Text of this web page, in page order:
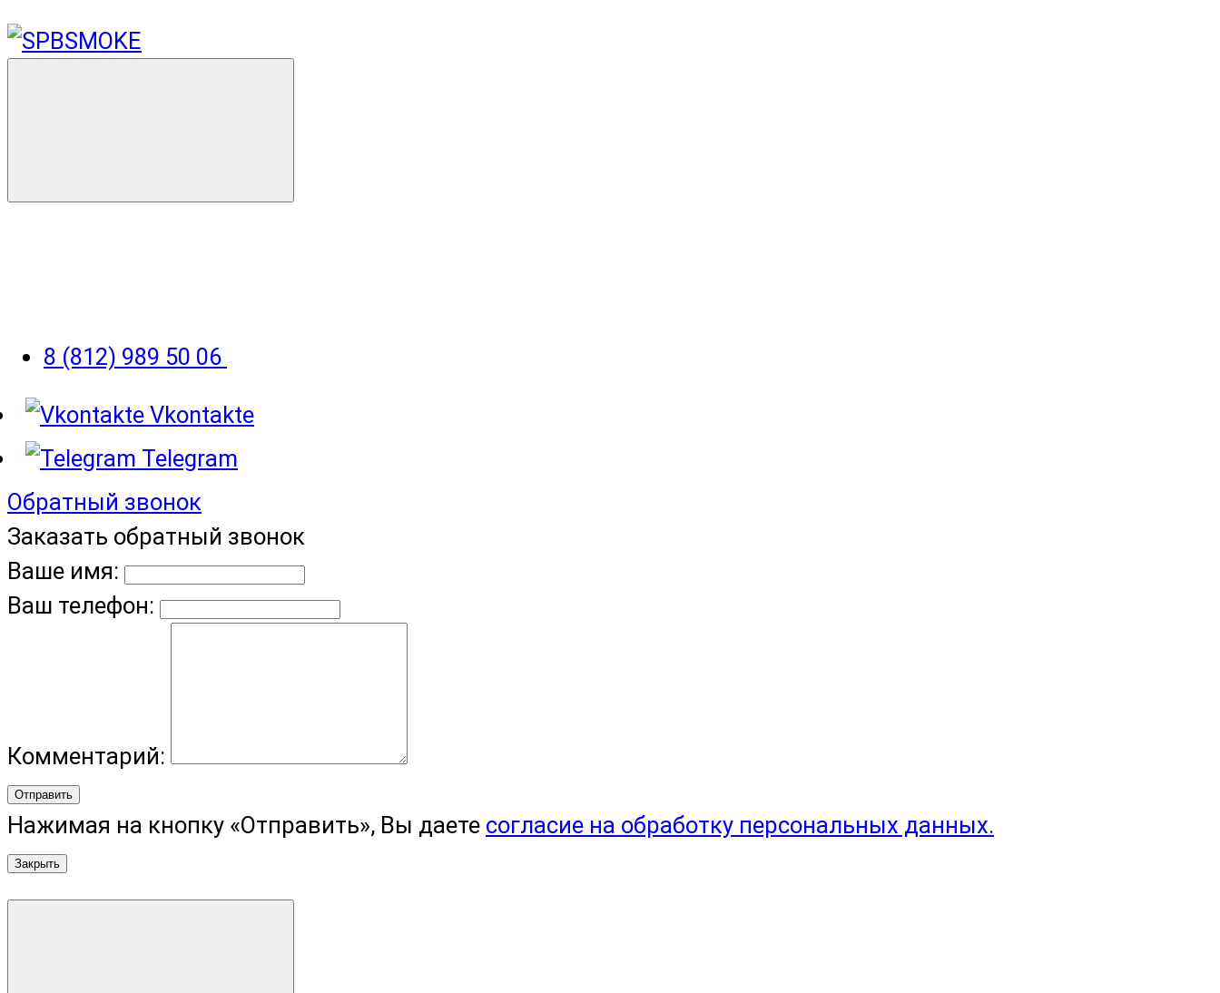
8 (812) 989 50 06
Vkontakte
Telegram
Обратный звонок
Заказать обратный звонок
Ваше имя:
Ваш телефон:
Комментарий:
Отправить
Нажимая на кнопку «Отправить», Вы даете согласие на обработку персональных данных.
Закрыть